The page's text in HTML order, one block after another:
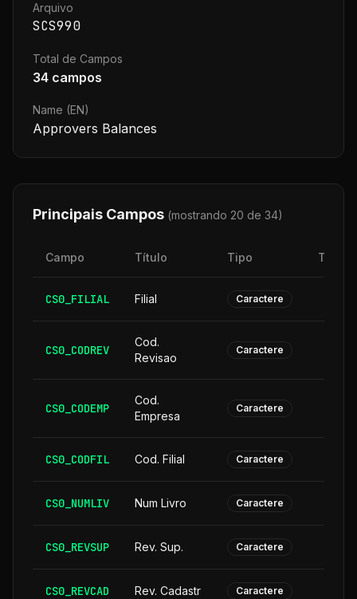
Arquivo
SCS990
Total de Campos
34 campos
Name (EN)
Approvers Balances
Principais Campos (mostrando 20 de 34)
Campo Título Tipo
CS0_FILIAL Filial Caractere
CS0_CODREV
Cod.
Revisao
Caractere
CS0_CODEMP
Cod.
Empresa
Caractere
CS0_CODFIL Cod. Filial Caractere
CS0_NUMLIV Num Livro Caractere
CS0_REVSUP Rev. Sup. Caractere
CS0_REVCAD Rev. Cadastr Caractere